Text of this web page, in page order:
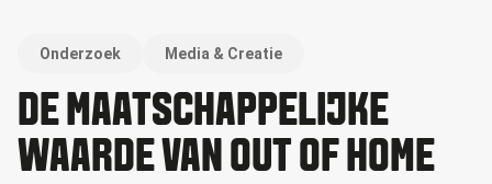
Onderzoek Media & Creatie
DE MAATSCHAPPELIJKE
WAARDE VAN OUT OF HOME